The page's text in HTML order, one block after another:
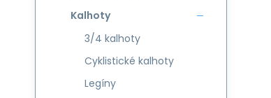
Kalhoty
3/4 kalhoty
Cyklistické kalhoty
Legíny